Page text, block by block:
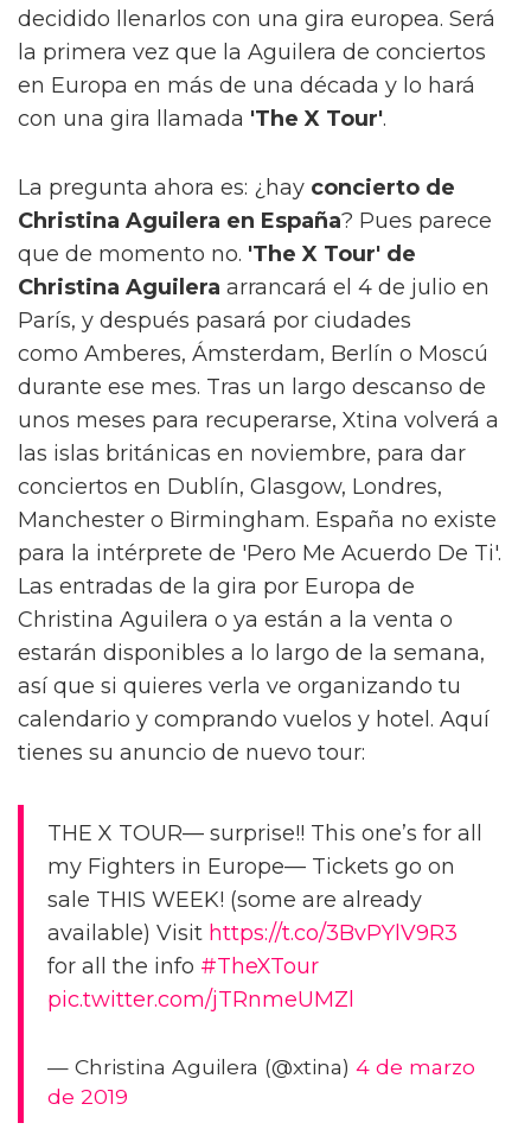
decidido llenarlos con una gira europea. Será
la primera vez que la Aguilera de conciertos
en Europa en más de una década y lo hará
con una gira llamada 'The X Tour'.
La pregunta ahora es: ¿hay concierto de
Christina Aguilera en España? Pues parece
que de momento no. 'The X Tour' de
Christina Aguilera arrancará el 4 de julio en
París, y después pasará por ciudades
como Amberes, Ámsterdam, Berlín o Moscú
durante ese mes. Tras un largo descanso de
unos meses para recuperarse, Xtina volverá a
las islas británicas en noviembre, para dar
conciertos en Dublín, Glasgow, Londres,
Manchester o Birmingham. España no existe
para la intérprete de 'Pero Me Acuerdo De Ti'.
Las entradas de la gira por Europa de
Christina Aguilera o ya están a la venta o
estarán disponibles a lo largo de la semana,
así que si quieres verla ve organizando tu
calendario y comprando vuelos y hotel. Aquí
tienes su anuncio de nuevo tour:
THE X TOUR— surprise!! This one’s for all
my Fighters in Europe— Tickets go on
sale THIS WEEK! (some are already
available) Visit https://t.co/3BvPYlV9R3
for all the info #TheXTour
pic.twitter.com/jTRnmeUMZl
— Christina Aguilera (@xtina) 4 de marzo
de 2019